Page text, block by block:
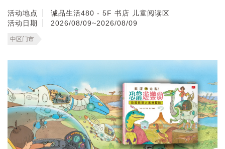
活动地点
诚品生活480 - 5F 书店 儿童阅读区
活动日期
2026/08/09~2026/08/09
中区门市